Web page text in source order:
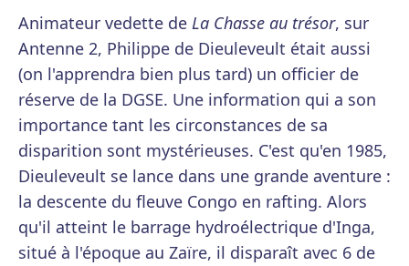
Animateur vedette de La Chasse au trésor, sur
Antenne 2, Philippe de Dieuleveult était aussi
(on l'apprendra bien plus tard) un officier de
réserve de la DGSE. Une information qui a son
importance tant les circonstances de sa
disparition sont mystérieuses. C'est qu'en 1985,
Dieuleveult se lance dans une grande aventure :
la descente du fleuve Congo en rafting. Alors
qu'il atteint le barrage hydroélectrique d'Inga,
situé à l'époque au Zaïre, il disparaît avec 6 de